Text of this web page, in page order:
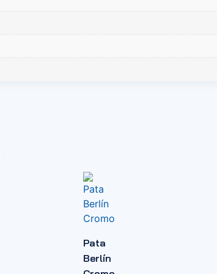
Pata
Berlín